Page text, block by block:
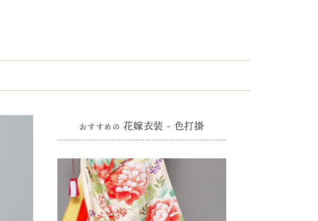
おすすめの 花嫁衣装 - 色打掛